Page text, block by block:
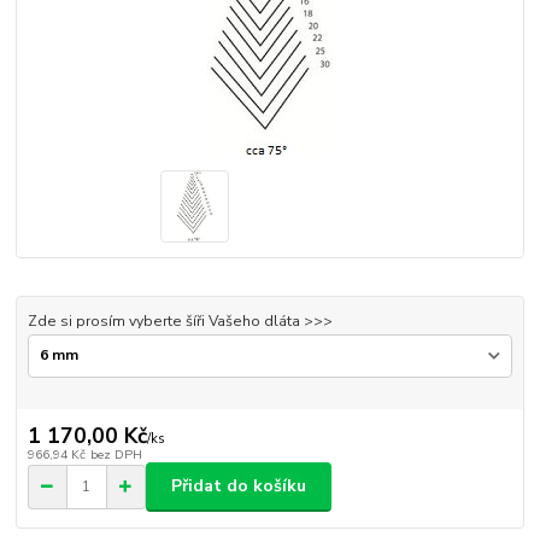
Zde si prosím vyberte šíři Vašeho dláta >>>
1 170,00 Kč/ks
966,94 Kč bez DPH
Přidat do košíku